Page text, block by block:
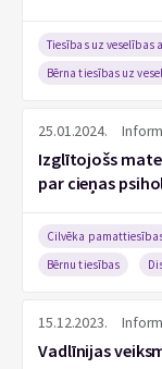
Tiesības uz veselības
Bērna tiesības uz
25.01.2024.
Izglītojošs
par cieņas
Cilvēka
Bērnu tiesības
15.12.2023.
Vadlīnijas